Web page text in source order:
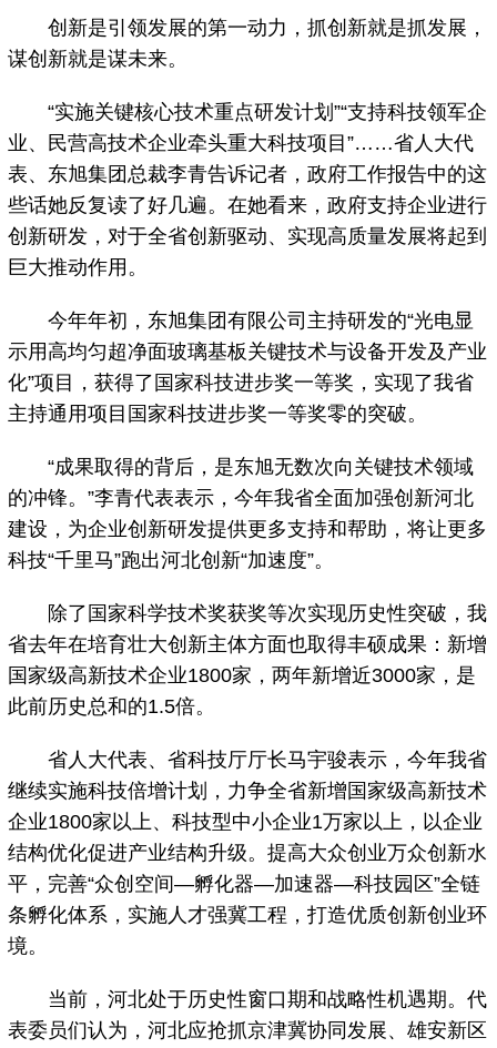
创新是引领发展的第一动力，抓创新就是抓发展，
谋创新就是谋未来。
“实施关键核心技术重点研发计划”“支持科技领军企
业、民营高技术企业牵头重大科技项目”……省人大代
表、东旭集团总裁李青告诉记者，政府工作报告中的这
些话她反复读了好几遍。在她看来，政府支持企业进行
创新研发，对于全省创新驱动、实现高质量发展将起到
巨大推动作用。
今年年初，东旭集团有限公司主持研发的“光电显
示用高均匀超净面玻璃基板关键技术与设备开发及产业
化”项目，获得了国家科技进步奖一等奖，实现了我省
主持通用项目国家科技进步奖一等奖零的突破。
“成果取得的背后，是东旭无数次向关键技术领域
的冲锋。”李青代表表示，今年我省全面加强创新河北
建设，为企业创新研发提供更多支持和帮助，将让更多
科技“千里马”跑出河北创新“加速度”。
除了国家科学技术奖获奖等次实现历史性突破，我
省去年在培育壮大创新主体方面也取得丰硕成果：新增
国家级高新技术企业1800家，两年新增近3000家，是
此前历史总和的1.5倍。
省人大代表、省科技厅厅长马宇骏表示，今年我省
继续实施科技倍增计划，力争全省新增国家级高新技术
企业1800家以上、科技型中小企业1万家以上，以企业
结构优化促进产业结构升级。提高大众创业万众创新水
平，完善“众创空间—孵化器—加速器—科技园区”全链
条孵化体系，实施人才强冀工程，打造优质创新创业环
境。
当前，河北处于历史性窗口期和战略性机遇期。代
表委员们认为，河北应抢抓京津冀协同发展、雄安新区